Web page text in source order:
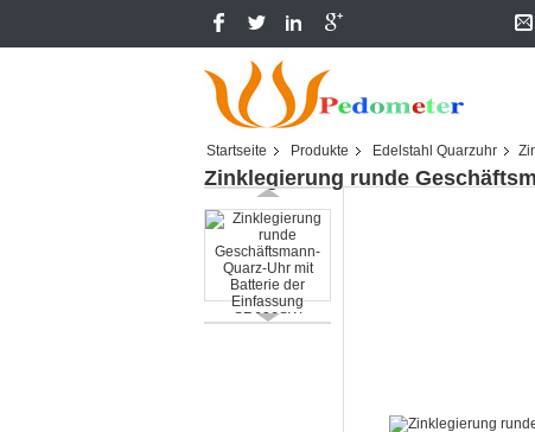
Startseite Produkte Edelstahl Quarzuhr
Zinklegierung runde